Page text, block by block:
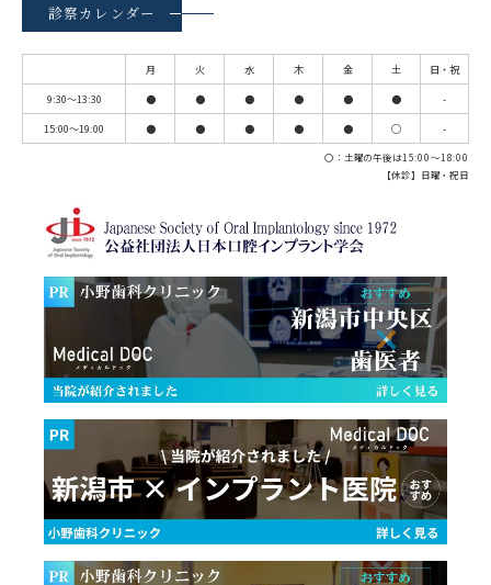
診察カレンダー
月 火 水 木 金 土
日・祝
9:30～13:30
● ● ● ● ● ●
-
15:00～19:00
● ● ● ● ● ◯ -
〇：土曜の午後は15:00～18:00
【休診】日曜・祝日